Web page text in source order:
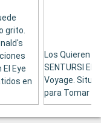
grito.
Eye
en
Los Quieren
SENTURSI EN
Voyage.
para Tomar